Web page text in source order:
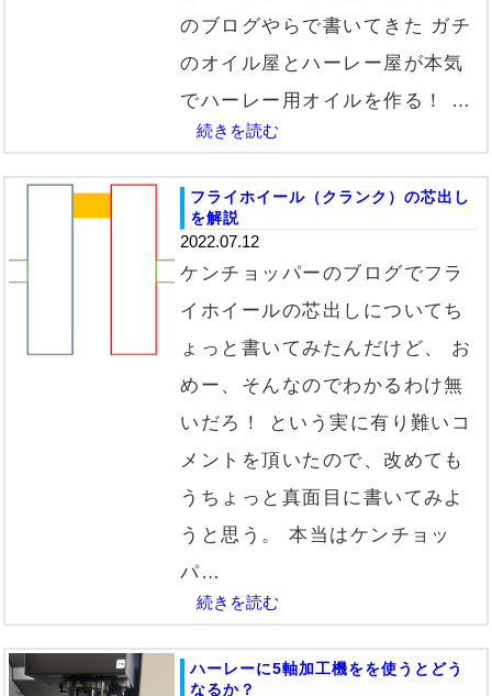
のブログやらで書いてきた ガチ
のオイル屋とハーレー屋が本気
でハーレー用オイルを作る！ …
続きを読む
フライホイール（クランク）の芯出し
を解説
2022.07.12
ケンチョッパーのブログでフラ
イホイールの芯出しについてち
ょっと書いてみたんだけど、 お
めー、そんなのでわかるわけ無
いだろ！ という実に有り難いコ
メントを頂いたので、改めても
うちょっと真面目に書いてみよ
うと思う。 本当はケンチョッ
パ…
続きを読む
ハーレーに5軸加工機をを使うとどう
なるか？